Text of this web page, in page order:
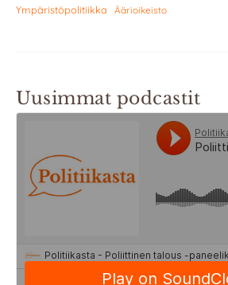
Ympäristöpolitiikka Äärioikeisto
Uusimmat podcastit